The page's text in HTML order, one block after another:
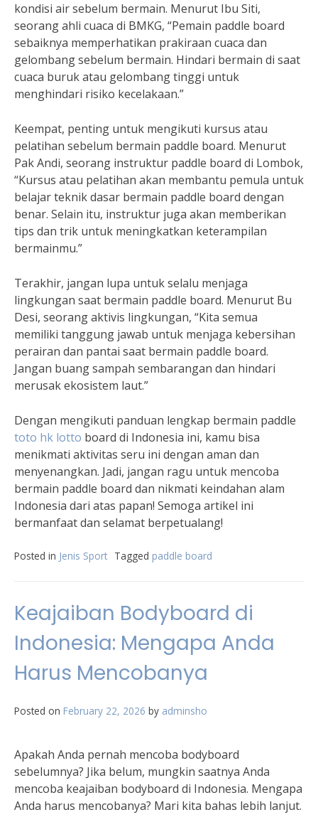
kondisi air sebelum bermain. Menurut Ibu Siti,
seorang ahli cuaca di BMKG, “Pemain paddle board
sebaiknya memperhatikan prakiraan cuaca dan
gelombang sebelum bermain. Hindari bermain di saat
cuaca buruk atau gelombang tinggi untuk
menghindari risiko kecelakaan.”
Keempat, penting untuk mengikuti kursus atau
pelatihan sebelum bermain paddle board. Menurut
Pak Andi, seorang instruktur paddle board di Lombok,
“Kursus atau pelatihan akan membantu pemula untuk
belajar teknik dasar bermain paddle board dengan
benar. Selain itu, instruktur juga akan memberikan
tips dan trik untuk meningkatkan keterampilan
bermainmu.”
Terakhir, jangan lupa untuk selalu menjaga
lingkungan saat bermain paddle board. Menurut Bu
Desi, seorang aktivis lingkungan, “Kita semua
memiliki tanggung jawab untuk menjaga kebersihan
perairan dan pantai saat bermain paddle board.
Jangan buang sampah sembarangan dan hindari
merusak ekosistem laut.”
Dengan mengikuti panduan lengkap bermain paddle
toto hk lotto board di Indonesia ini, kamu bisa
menikmati aktivitas seru ini dengan aman dan
menyenangkan. Jadi, jangan ragu untuk mencoba
bermain paddle board dan nikmati keindahan alam
Indonesia dari atas papan! Semoga artikel ini
bermanfaat dan selamat berpetualang!
Posted in Jenis Sport Tagged paddle board
Keajaiban Bodyboard di
Indonesia: Mengapa Anda
Harus Mencobanya
Posted on February 22, 2026 by adminsho
Apakah Anda pernah mencoba bodyboard
sebelumnya? Jika belum, mungkin saatnya Anda
mencoba keajaiban bodyboard di Indonesia. Mengapa
Anda harus mencobanya? Mari kita bahas lebih lanjut.